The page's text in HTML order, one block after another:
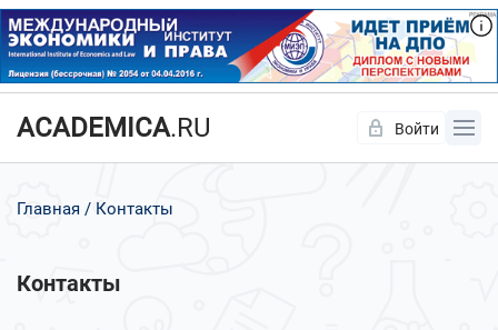
ACADEMICA.RU Войти
Главная Контакты
Контакты
Да Нет